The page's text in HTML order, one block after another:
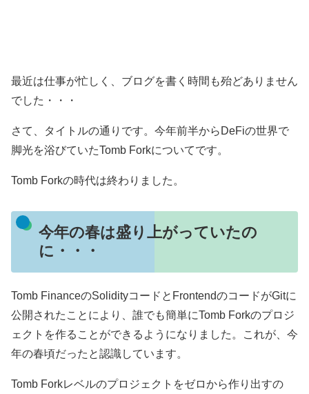
最近は仕事が忙しく、ブログを書く時間も殆どありません
でした・・・
さて、タイトルの通りです。今年前半からDeFiの世界で
脚光を浴びていたTomb Forkについてです。
Tomb Forkの時代は終わりました。
今年の春は盛り上がっていたの
に・・・
Tomb FinanceのSolidityコードとFrontendのコードがGitに
公開されたことにより、誰でも簡単にTomb Forkのプロジ
ェクトを作ることができるようになりました。これが、今
年の春頃だったと認識しています。
Tomb Forkレベルのプロジェクトをゼロから作り出すの